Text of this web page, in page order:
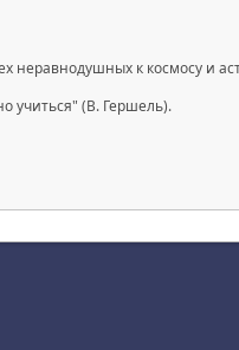
неравнодушных к космосу и
учиться" (В. Гершель).